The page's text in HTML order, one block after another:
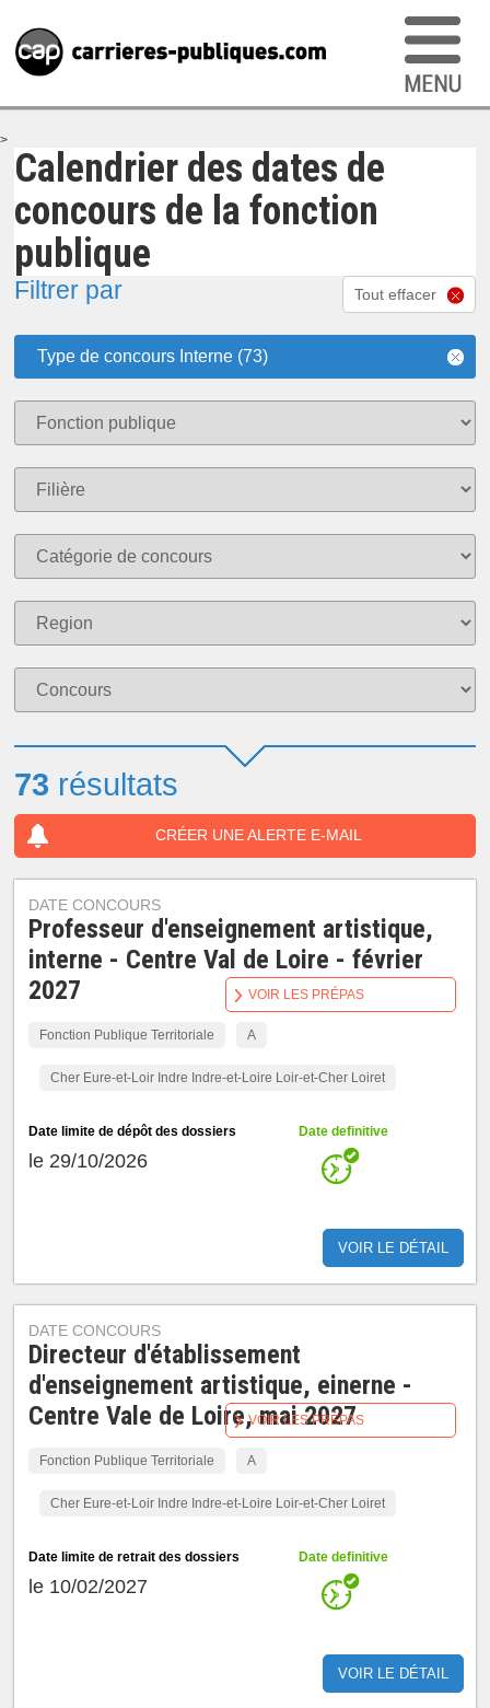
>
Calendrier des dates de
concours de la fonction
publique
Filtrer par Tout effacer
Type de concours Interne (73)
73 résultats
CRÉER UNE ALERTE E-MAIL
DATE CONCOURS
Professeur d'enseignement artistique,
interne - Centre Val de Loire - février
2027
Fonction Publique Territoriale A
Cher Eure-et-Loir Indre Indre-et-Loire Loir-et-Cher Loiret
Date limite de dépôt des dossiers
le 29/10/2026
Date definitive
VOIR LE DÉTAIL
VOIR LES PRÉPAS
DATE CONCOURS
Directeur d'établissement
d'enseignement artistique, einerne -
Centre Vale de Loire, mai 2027
Fonction Publique Territoriale A
Cher Eure-et-Loir Indre Indre-et-Loire Loir-et-Cher Loiret
Date limite de retrait des dossiers
le 10/02/2027
Date definitive
VOIR LE DÉTAIL
VOIR LES PRÉPAS